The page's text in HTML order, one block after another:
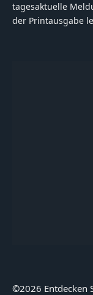
tagesaktuelle
der Printausgabe
©2026 Entdecken